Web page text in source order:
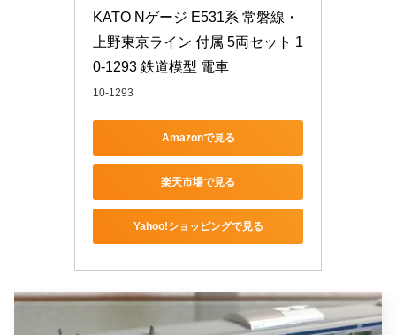
KATO Nゲージ E531系 常磐線・
上野東京ライン 付属 5両セット 1
0-1293 鉄道模型 電車
10-1293
Amazonで見る
楽天市場で見る
Yahoo!ショッピングで見る